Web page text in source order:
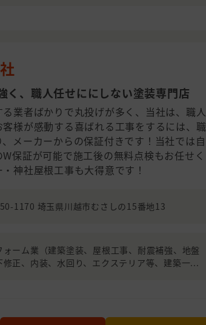
く、職人任せににしない塗装専門店
業者ばかりで丸投げが多く、当社は、職人
様が感動する喜ばれる工事をするには、職
メーカーからの保証付きです！当社では自
保証が可能で施工後の無料点検もお任せく
神社屋根工事も大得意です！
1170 埼玉県川越市むさしの15番地13
ォーム業（建築塗装、屋根工事、耐震補強、地盤
修正、内装、水回り、エクステリア等、建築一...